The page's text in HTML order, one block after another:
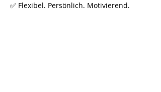
✅ Flexibel. Persönlich. Motivierend.